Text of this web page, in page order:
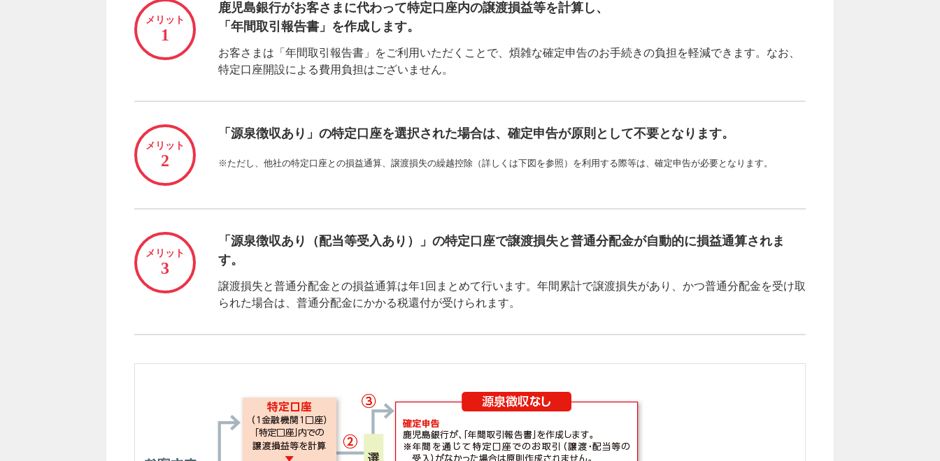
メリット
1
鹿児島銀行がお客さまに代わって特定口座内の譲渡損益等を計算し、
「年間取引報告書」を作成します。
お客さまは「年間取引報告書」をご利用いただくことで、煩雑な確定申告のお手続きの負担を軽減できます。なお、
特定口座開設による費用負担はございません。
メリット
2
「源泉徴収あり」の特定口座を選択された場合は、確定申告が原則として不要となります。
※ただし、他社の特定口座との損益通算、譲渡損失の繰越控除（詳しくは下図を参照）を利用する際等は、確定申告が必要となります。
メリット
3
「源泉徴収あり（配当等受入あり）」の特定口座で譲渡損失と普通分配金が自動的に損益通算されま
す。
譲渡損失と普通分配金との損益通算は年1回まとめて行います。年間累計で譲渡損失があり、かつ普通分配金を受け取
られた場合は、普通分配金にかかる税還付が受けられます。